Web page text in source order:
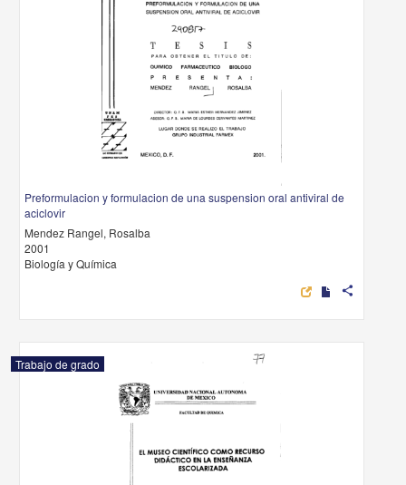
Preformulacion y formulacion de una suspension oral antiviral de
aciclovir
Mendez Rangel, Rosalba
2001
Biología y Química
share
Trabajo de grado